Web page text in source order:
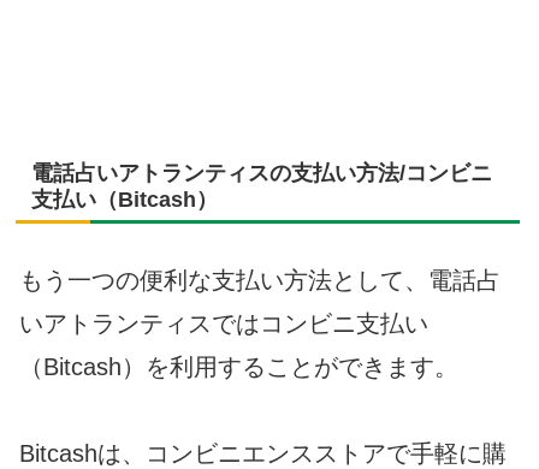
電話占いアトランティスの支払い方法/コンビニ
支払い（Bitcash）
もう一つの便利な支払い方法として、電話占
いアトランティスではコンビニ支払い
（Bitcash）を利用することができます。
Bitcashは、コンビニエンスストアで手軽に購